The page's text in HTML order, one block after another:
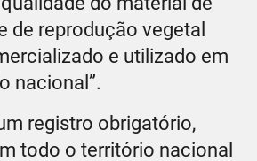
de reprodução vegetal
e utilizado em
nacional”.
registro obrigatório,
todo o território nacional